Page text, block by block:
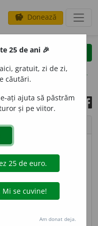
savings Donează
opțiuni
© imagine Ștefania
[Pr.:-li-o-
25 de ani 🎉
gratuit, zi de zi,
căutări.
ați ajuta să păstrăm
și pe viitor.
Am donat deja.